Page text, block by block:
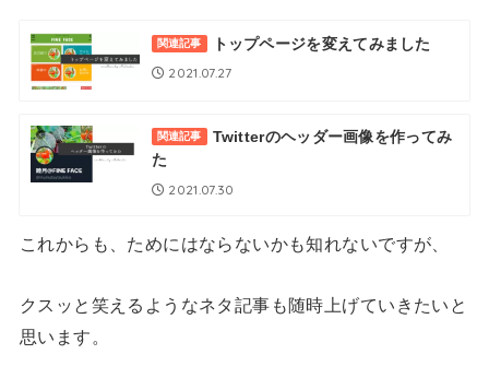
関連記事 トップページを変えてみました
2021.07.27
関連記事
Twitterのヘッダー画像を作ってみ
た
2021.07.30
これからも、ためにはならないかも知れないですが、
クスッと笑えるようなネタ記事も随時上げていきたいと
思います。